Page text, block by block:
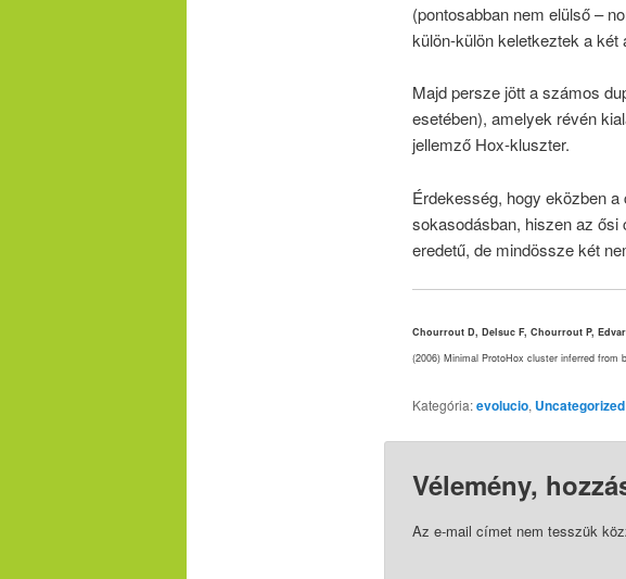
(pontosabban nem elülső –
külön-külön keletkeztek a két
Majd persze jött a számos
esetében), amelyek révén
jellemző Hox-kluszter.
Érdekesség, hogy eközben
sokasodásban, hiszen az ősi
eredetű, de mindössze két
Chourrout D, Delsuc F, Chourrout P,
(2006) Minimal ProtoHox cluster inferred from
Kategória:evolucio, Uncategorized
Vélemény,
Az e-mail címet nem tesszük